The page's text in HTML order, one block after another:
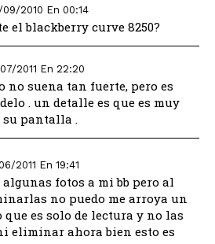
2010 En 00:14
el blackberry curve 8250?
2011 En 22:20
no suena tan fuerte, pero es
. un detalle es que es muy
su pantalla .
2011 En 19:41
algunas fotos a mi bb pero al
no puedo me arroya un
es solo de lectura y no las
eliminar ahora bien esto es